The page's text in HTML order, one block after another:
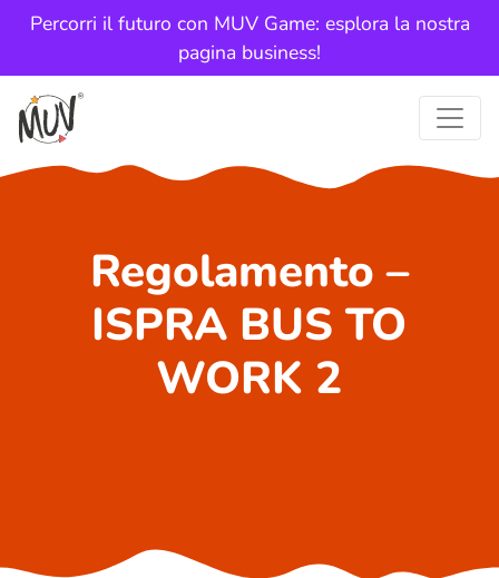
Percorri il futuro con MUV Game: esplora la nostra
pagina business!
Regolamento –
ISPRA BUS TO
WORK 2